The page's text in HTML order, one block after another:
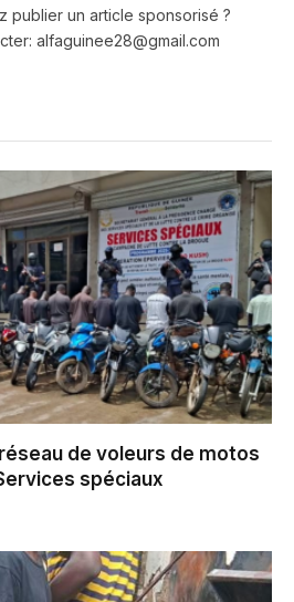
publier un article sponsorisé ?
alfaguinee28@gmail.com
de voleurs de motos
spéciaux